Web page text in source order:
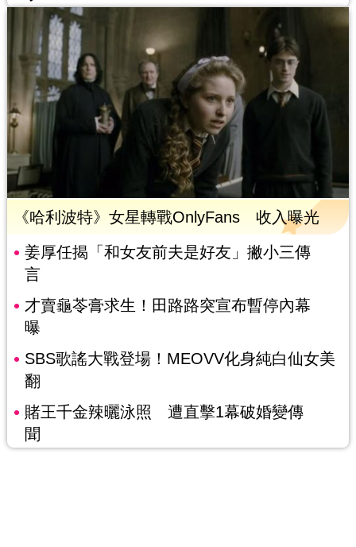
《哈利波特》女星轉戰OnlyFans 收入曝光
姜厚任揭「和女友前夫是好友」撇小三傳
言
才賣龜苓膏求生！田路路突宣布暫停內幕
曝
SBS歌謠大戰登場！MEOVV化身純白仙女美
翻
賭王千金辣曬泳照 遭直擊1幕破婚變傳
聞